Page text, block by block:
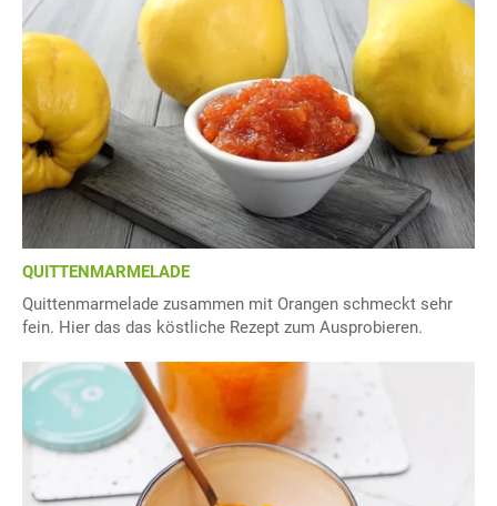
QUITTENMARMELADE
Quittenmarmelade zusammen mit Orangen schmeckt sehr
fein. Hier das das köstliche Rezept zum Ausprobieren.